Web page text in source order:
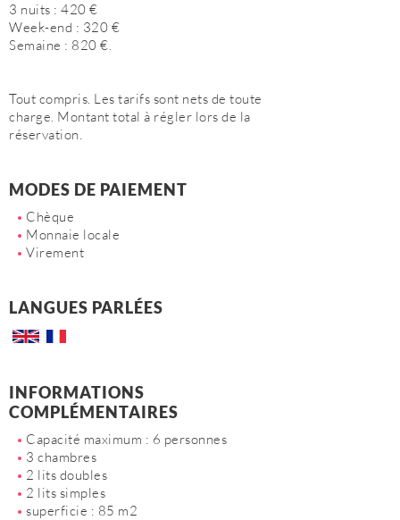
3 nuits : 420 €
Week-end : 320 €
Semaine : 820 €.
Tout compris. Les tarifs sont nets de toute
charge. Montant total à régler lors de la
réservation.
MODES DE PAIEMENT
Chèque
Monnaie locale
Virement
LANGUES PARLÉES
INFORMATIONS
COMPLÉMENTAIRES
Capacité maximum : 6 personnes
3 chambres
2 lits doubles
2 lits simples
superficie : 85 m2